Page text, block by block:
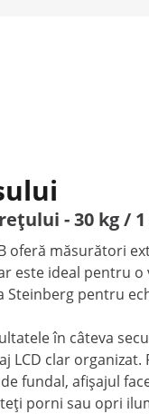
- 30 kg / 1
oferă măsurători
este ideal pentru
pentru
în câteva
LCD clar
fundal, afișajul
porni sau opri